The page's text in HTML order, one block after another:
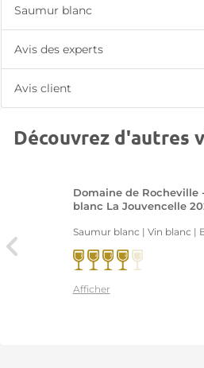
Saumur blanc
Avis des experts
Avis client
Découvrez d'autres
Domaine de Rocheville
blanc La Jouvencelle
Saumur blanc | Vin blanc |
Afficher